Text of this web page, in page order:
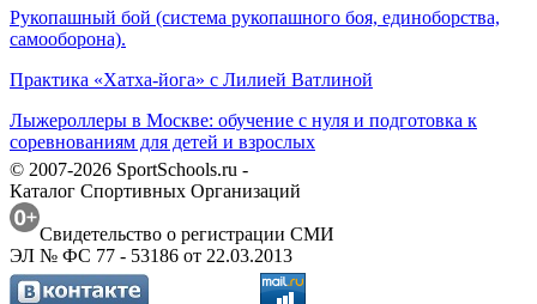
Рукопашный бой (система рукопашного боя, единоборства,
самооборона).
Практика «Хатха-йога» с Лилией Ватлиной
Лыжероллеры в Москве: обучение с нуля и подготовка к
соревнованиям для детей и взрослых
© 2007-2026 SportSchools.ru -
Каталог Спортивных Организаций
Свидетельство о регистрации СМИ
ЭЛ № ФС 77 - 53186 от 22.03.2013